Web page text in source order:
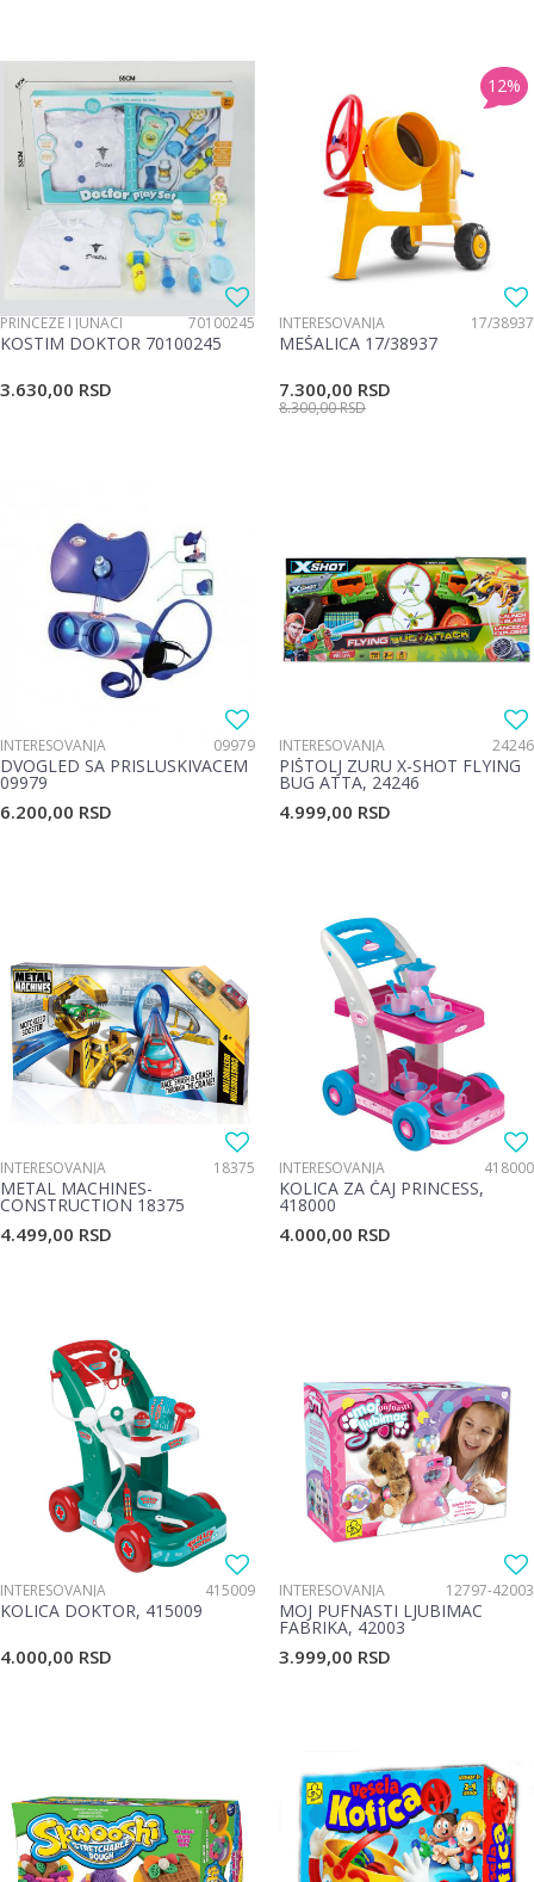
PRINCEZE I JUNACI 70100245
KOSTIM DOKTOR 70100245
3.630,00 RSD
12%
INTERESOVANJA 17/38937
MEŠALICA 17/38937
7.300,00 RSD
8.300,00RSD
INTERESOVANJA 09979
DVOGLED SA PRISLUSKIVACEM
09979
6.200,00 RSD
INTERESOVANJA 24246
PIŠTOLJ ZURU X-SHOT FLYING
BUG ATTA, 24246
4.999,00 RSD
INTERESOVANJA 18375
METAL MACHINES-
CONSTRUCTION 18375
4.499,00 RSD
INTERESOVANJA 418000
KOLICA ZA ČAJ PRINCESS,
418000
4.000,00 RSD
INTERESOVANJA 415009
KOLICA DOKTOR, 415009
4.000,00 RSD
INTERESOVANJA 12797-42003
MOJ PUFNASTI LJUBIMAC
FABRIKA, 42003
3.999,00 RSD